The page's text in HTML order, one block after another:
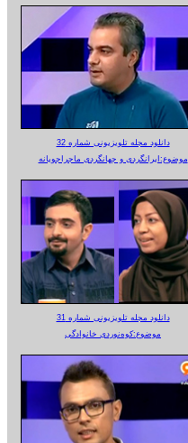
دانلود مجله تلویزیونی شماره 32
موضوع:ایرانگردی و جهانگردی ماجراجویانه
دانلود مجله تلویزیونی شماره 31
موضوع:کوه‌نوردی خانوادگی